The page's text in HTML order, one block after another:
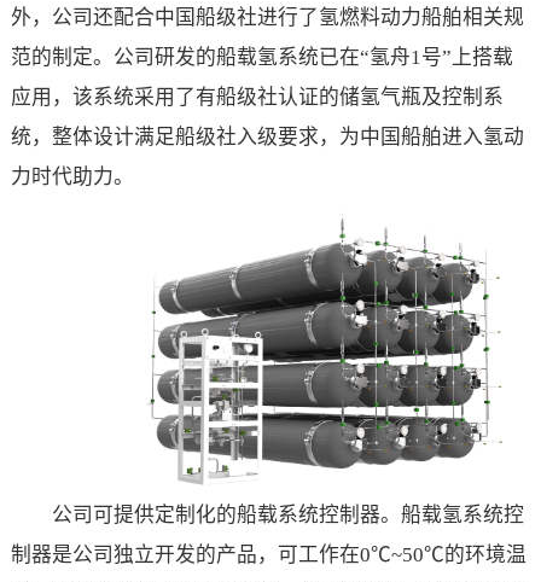
外，公司还配合中国船级社进行了氢燃料动力船舶相关规
范的制定。公司研发的船载氢系统已在“氢舟1号”上搭载
应用，该系统采用了有船级社认证的储氢气瓶及控制系
统，整体设计满足船级社入级要求，为中国船舶进入氢动
力时代助力。
公司可提供定制化的船载系统控制器。船载氢系统控
制器是公司独立开发的产品，可工作在0℃~50℃的环境温